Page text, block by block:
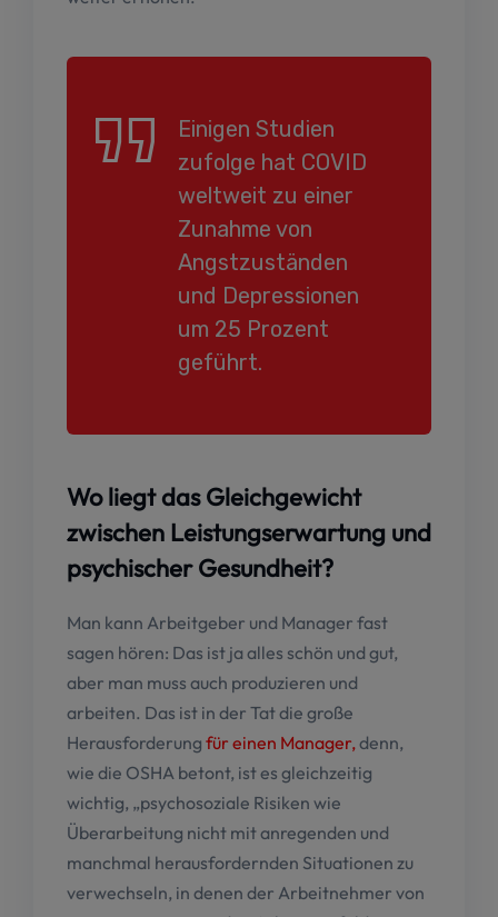
Einigen Studien
zufolge hat COVID
weltweit zu einer
Zunahme von
Angstzuständen
und Depressionen
um 25 Prozent
geführt.
Wo liegt das Gleichgewicht
zwischen Leistungserwartung und
psychischer Gesundheit?
Man kann Arbeitgeber und Manager fast
sagen hören: Das ist ja alles schön und gut,
aber man muss auch produzieren und
arbeiten. Das ist in der Tat die große
Herausforderung für einen Manager,denn,
wie die OSHA betont, ist es gleichzeitig
wichtig, „psychosoziale Risiken wie
Überarbeitung nicht mit anregenden und
manchmal herausfordernden Situationen zu
verwechseln, in denen der Arbeitnehmer von